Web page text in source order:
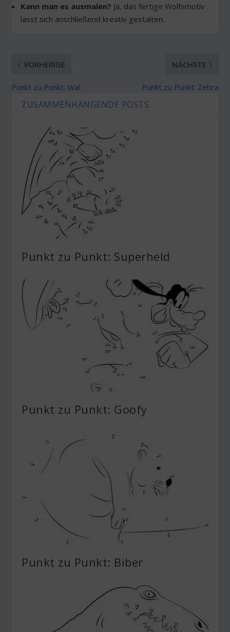
Kann man es ausmalen? Ja, das fertige Wolfsmotiv
lässt sich anschließend kreativ gestalten.
VORHERIGE
Punkt zu Punkt: Wal
NÄCHSTE
Punkt zu Punkt: Zebra
ZUSAMMENHÄNGENDE POSTS
Punkt zu Punkt: Superheld
Punkt zu Punkt: Goofy
Punkt zu Punkt: Biber